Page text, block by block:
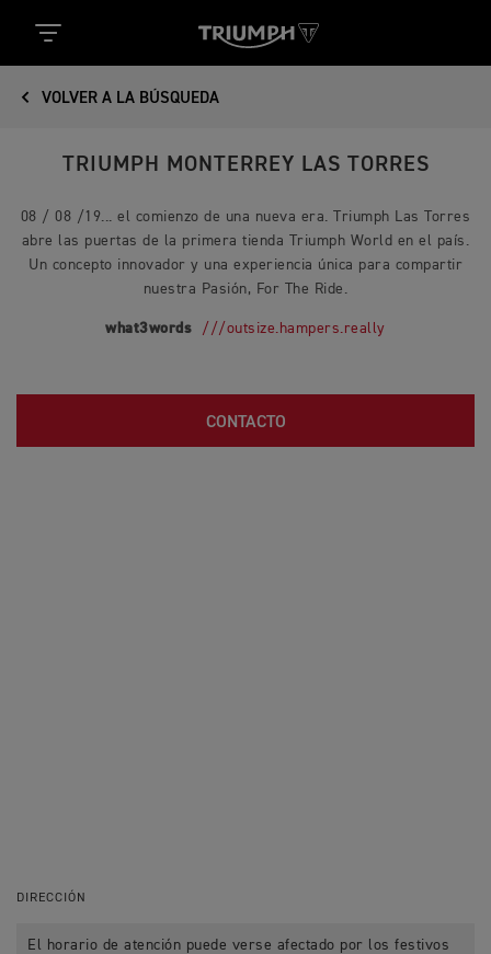
VOLVER A LA BÚSQUEDA
TRIUMPH MONTERREY LAS TORRES
08 / 08 /19... el comienzo de una nueva era. Triumph Las Torres
abre las puertas de la primera tienda Triumph World en el país.
Un concepto innovador y una experiencia única para compartir
nuestra Pasión, For The Ride.
what3words ///outsize.hampers.really
CONTACTO
DIRECCIÓN
El horario de atención puede verse afectado por los festivos